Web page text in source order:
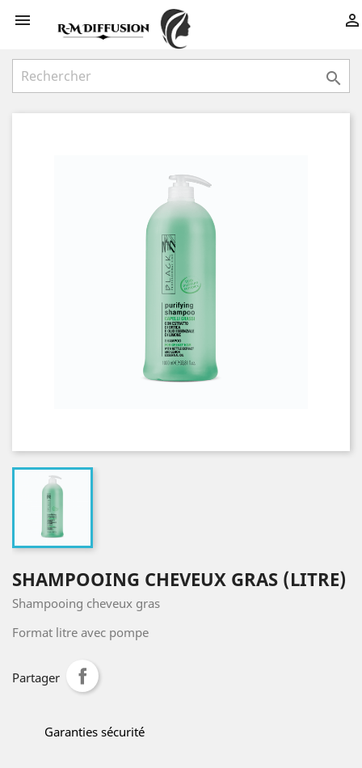
 

SHAMPOOING CHEVEUX GRAS (LITRE)
Shampooing cheveux gras
Format litre avec pompe
Partager
Garanties sécurité